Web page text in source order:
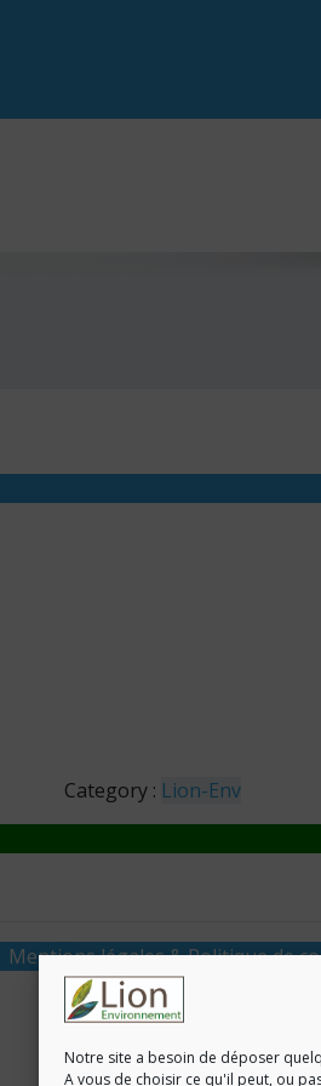
Notre site a besoin de déposer
A vous de choisir ce qu'il peut, ou
Category : Lion-Env
Mentions légales & Politique de